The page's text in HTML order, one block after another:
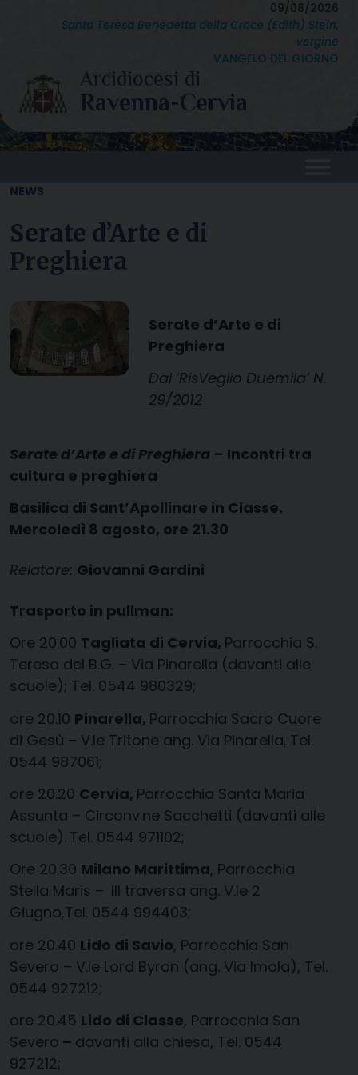
09/08/2026
Santa Teresa Benedetta della Croce (Edith) Stein,
vergine
VANGELO DEL GIORNO
NEWS
Serate d’Arte e di
Preghiera
Serate d’Arte e di
Preghiera
Dal ‘RisVeglio Duemila’ N.
29/2012
Serate d’Arte e di Preghiera – Incontri tra
cultura e preghiera
Basilica di Sant’Apollinare in Classe.
Mercoledì 8 agosto, ore 21.30
Relatore: Giovanni Gardini
Trasporto in pullman:
Ore 20.00 Tagliata di Cervia, Parrocchia S.
Teresa del B.G. – Via Pinarella (davanti alle
scuole); Tel. 0544 980329;
ore 20.10 Pinarella, Parrocchia Sacro Cuore
di Gesù – V.le Tritone ang. Via Pinarella, Tel.
0544 987061;
ore 20.20 Cervia, Parrocchia Santa Maria
Assunta – Circonv.ne Sacchetti (davanti alle
scuole). Tel. 0544 971102;
Ore 20.30 Milano Marittima, Parrocchia
Stella Maris – III traversa ang. V.le 2
Giugno,Tel. 0544 994403;
ore 20.40 Lido di Savio, Parrocchia San
Severo – V.le Lord Byron (ang. Via Imola), Tel.
0544 927212;
ore 20.45 Lido di Classe, Parrocchia San
Severo – davanti alla chiesa, Tel. 0544
927212;